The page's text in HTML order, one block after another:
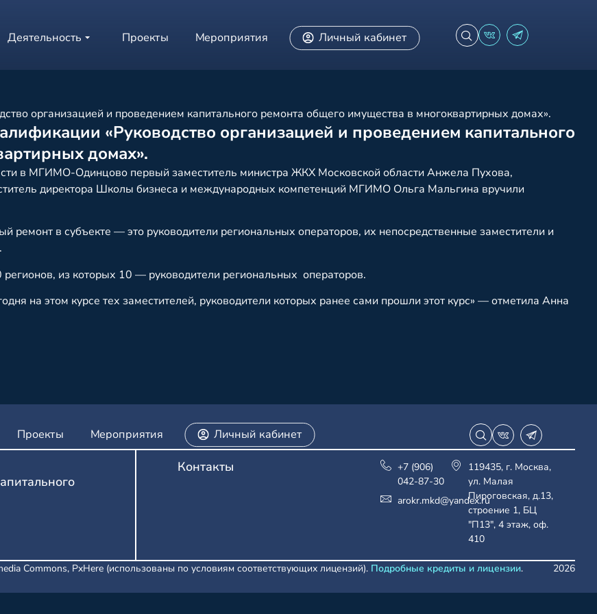
Деятельность Проекты Мероприятия Личный кабинет
организацией и проведением капитального ремонта общего имущества в многоквартирных домах».
«Руководство организацией и проведением капитального
домах».
в МГИМО-Одинцово первый заместитель министра ЖКХ Московской области Анжела Пухова,
директора Школы бизнеса и международных компетенций МГИМО Ольга Мальгина вручили
ремонт в субъекте — это руководители региональных операторов, их непосредственные заместители и
из которых 10 — руководители региональных операторов.
на этом курсе тех заместителей, руководители которых ранее сами прошли этот курс» — отметила Анна
Проекты Мероприятия Личный кабинет
Контакты
+7 (906)
042-87-30
arokr.mkd@yandex.ru
119435, г. Москва,
ул. Малая
Пироговская, д.13,
строение 1, БЦ
"П13", 4 этаж, оф.
410
Commons, PxHere (использованы по условиям соответствующих лицензий). Подробные кредиты и лицензии. 2026